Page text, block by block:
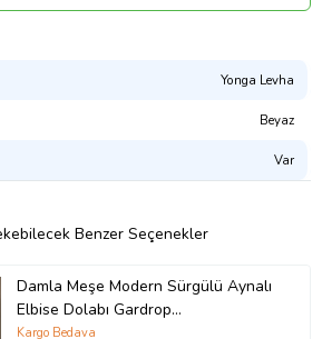
yüksek kalite melamin yüzeye
madde içermeyen Avrupa Birliği
(kurulu olmadan) kutulu halde
özel kutular içinde kurulum için
mevcuttur.
Yonga Levha
Beyaz
Var
Benzer Seçenekler
Damla Meşe Modern Sürgülü Aynalı
Elbise Dolabı Gardrop
180x60x210cm
Kargo Bedava